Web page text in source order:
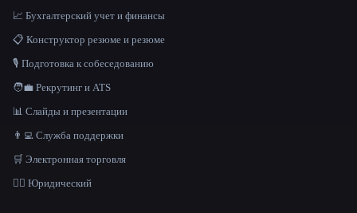
📈 Бухгалтерский учет и финансы
📋 Конструктор резюме и резюме
🎙️ Подготовка к собеседованию
🧑‍💼 Рекрутинг и ATS
📊 Слайды и презентации
👨‍💻 Служба поддержки
🛒 Электронная торговля
👩‍⚖️ Юридический